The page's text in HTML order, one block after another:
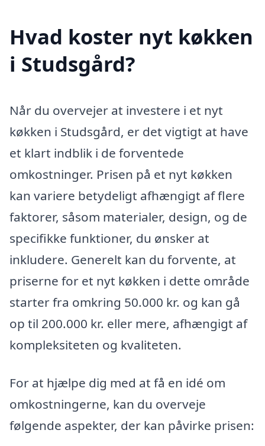
Hvad koster nyt køkken
i Studsgård?
Når du overvejer at investere i et nyt
køkken i Studsgård, er det vigtigt at have
et klart indblik i de forventede
omkostninger. Prisen på et nyt køkken
kan variere betydeligt afhængigt af flere
faktorer, såsom materialer, design, og de
specifikke funktioner, du ønsker at
inkludere. Generelt kan du forvente, at
priserne for et nyt køkken i dette område
starter fra omkring 50.000 kr. og kan gå
op til 200.000 kr. eller mere, afhængigt af
kompleksiteten og kvaliteten.
For at hjælpe dig med at få en idé om
omkostningerne, kan du overveje
følgende aspekter, der kan påvirke prisen: